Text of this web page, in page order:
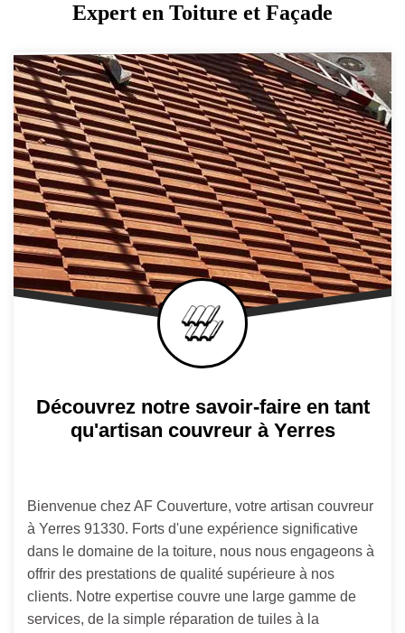
Expert en Toiture et Façade
Découvrez notre savoir-faire en tant
qu'artisan couvreur à Yerres
Bienvenue chez AF Couverture, votre artisan couvreur
à Yerres 91330. Forts d'une expérience significative
dans le domaine de la toiture, nous nous engageons à
offrir des prestations de qualité supérieure à nos
clients. Notre expertise couvre une large gamme de
services, de la simple réparation de tuiles à la